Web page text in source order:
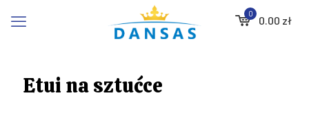
0
0.00 zł
Etui na sztućce